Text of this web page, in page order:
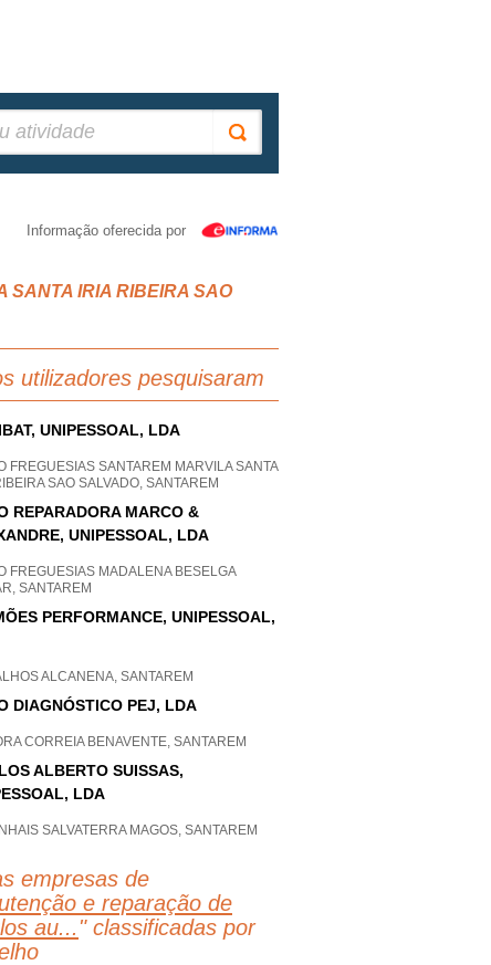
Informação oferecida por
IRIA RIBEIRA SAO
utilizadores pesquisaram
UNIPESSOAL, LDA
FREGUESIAS SANTAREM MARVILA SANTA
SAO SALVADO, SANTAREM
REPARADORA MARCO &
UNIPESSOAL, LDA
FREGUESIAS MADALENA BESELGA
SANTAREM
PERFORMANCE, UNIPESSOAL,
ALCANENA, SANTAREM
DIAGNÓSTICO PEJ, LDA
CORREIA BENAVENTE, SANTAREM
ALBERTO SUISSAS,
LDA
SALVATERRA MAGOS, SANTAREM
empresas de
e reparação de
au... " classificadas por